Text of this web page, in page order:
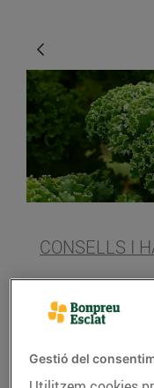
CONSELLS I
26/d’abril/2018
Gestió del